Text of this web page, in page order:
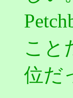
こと
位だ